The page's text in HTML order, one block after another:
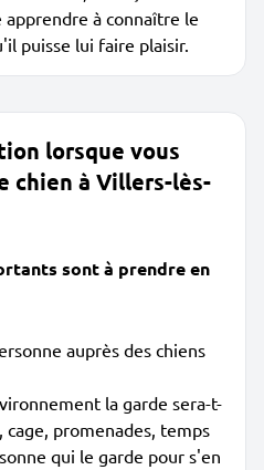
à connaître le
puisse lui faire plaisir.
lorsque vous
chien à Villers-lès-
sont à prendre en
auprès des chiens
la garde sera-t-
cage, promenades, temps
qui le garde pour s'en